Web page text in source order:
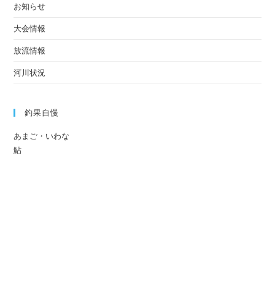
お知らせ
大会情報
放流情報
河川状況
釣果自慢
あまご・いわな
鮎